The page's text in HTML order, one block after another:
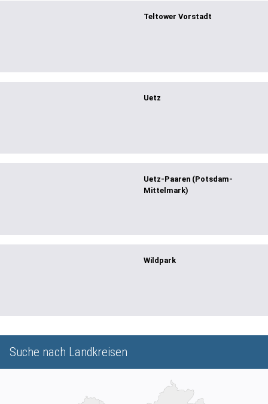
Teltower Vorstadt
Uetz
Uetz-Paaren (Potsdam-
Mittelmark)
Wildpark
Suche nach Landkreisen